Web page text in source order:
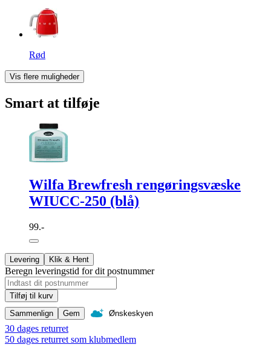
Rød
Vis flere muligheder
Smart at tilføje
Wilfa Brewfresh rengøringsvæske
WIUCC-250 (blå)
99.-
Levering Klik & Hent
Beregn leveringstid for dit postnummer
Tilføj til kurv
Sammenlign
Gem Ønskeskyen
30 dages returret
50 dages returret som klubmedlem